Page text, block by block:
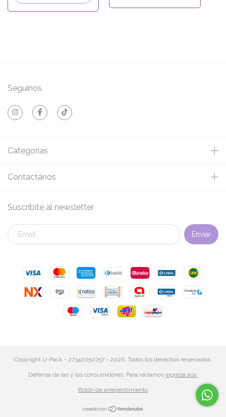
Seguinos
Categorías
Contactános
Suscribite al newsletter
Copyright U-Pack - 27342050757 - 2026. Todos los derechos reservados.
Defensa de las y los consumidores. Para reclamos ingresá acá.
Botón de arrepentimiento